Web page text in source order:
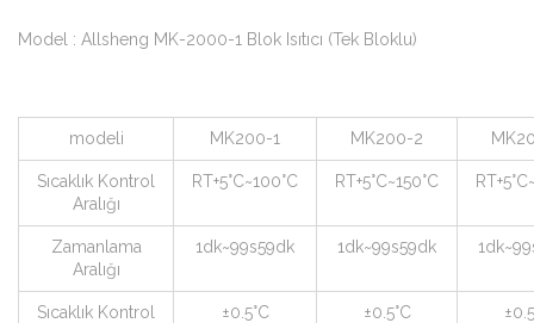
Model : Allsheng MK-2000-1 Blok Isıtıcı (Tek Bloklu)
modeli MK200-1 MK200-2
Sıcaklık Kontrol
Aralığı
RT+5°C~100°C RT+5°C~150°C
Zamanlama
Aralığı
1dk~99s59dk 1dk~99s59dk
Sıcaklık Kontrol ±0.5°C ±0.5°C